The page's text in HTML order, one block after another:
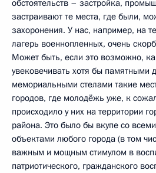
обстоятельств – застройка,
застраивают те места, где были,
захоронения. У нас, например, на
лагерь военнопленных, очень
Может быть, если это возможно,
увековечивать хотя бы памятными
мемориальными стелами такие
городов, где молодёжь уже, к
происходило у них на территории
района. Это было бы вкупе со
объектами любого города (в том
важным и мощным стимулом в
патриотического, гражданского